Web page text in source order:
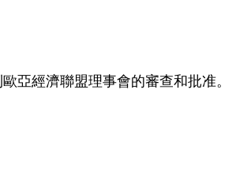
亞經濟聯盟理事會的審查和批准。